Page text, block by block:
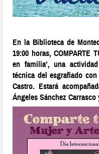
En la Biblioteca de
19:00 horas, COMPARTE
en familia’, una
técnica del esgrafiado
Castro. Estará
Ángeles Sánchez